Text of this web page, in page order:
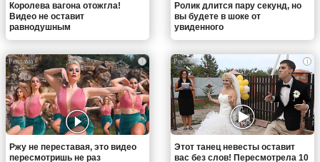
Королева вагона отожгла!
Видео не оставит
равнодушным
Ролик длится пару секунд, но
вы будете в шоке от
увиденного
i
Ржу не переставая, это видео
пересмотришь не раз
i
Этот танец невесты оставит
вас без слов! Пересмотрела 10